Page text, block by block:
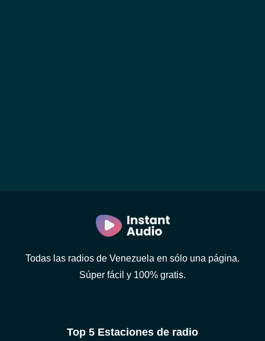
Todas las radios de Venezuela en sólo una página.
Súper fácil y 100% gratis.
Top 5 Estaciones de radio